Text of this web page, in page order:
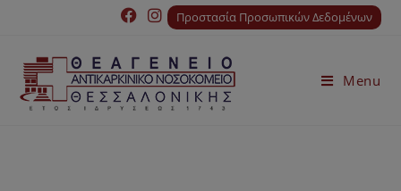
Προστασία Προσωπικών Δεδομένων
Menu